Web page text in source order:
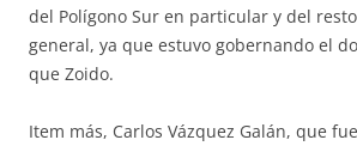
del Polígono Sur en particular y del
general, ya que estuvo gobernando el
que Zoido.
Item más, Carlos Vázquez Galán, que